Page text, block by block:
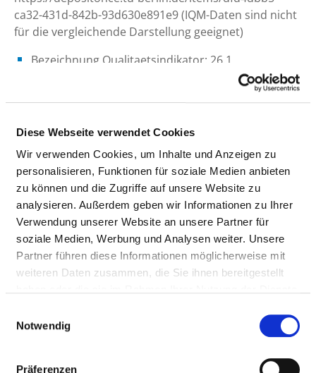
Diese Webseite verwendet Cookies
Wir verwenden Cookies, um Inhalte und Anzeigen zu
personalisieren, Funktionen für soziale Medien anbieten
zu können und die Zugriffe auf unsere Website zu
analysieren. Außerdem geben wir Informationen zu Ihrer
Verwendung unserer Website an unsere Partner für
soziale Medien, Werbung und Analysen weiter. Unsere
Partner führen diese Informationen möglicherweise mit
weiteren Daten zusammen, die Sie ihnen bereitgestellt
Notwendig
Präferenzen
ca32-431d-842b-93d630e891e9 (IQM-Daten sind nicht
für die vergleichende Darstellung geeignet)
Bezeichnung Qualitaetsindikator: 26.1
Extrakranielle Gefäßoperationen - A. Carotis (Alter
Messzeitraum: 2024
Datenerhebung: Routinedaten § 21 KHEntgG
Rechenregeln: s. Def. Handbuch G-IQI_5.5_2024
Referenzbereiche: Bundesreferenzwert: 1,09%
Vergleichswerte: Ziel: < 1,09%
Gefäßoperationen
https://depositonce.tu-berlin.de/items/dfd4dbb5-
Stentimplantation (perkutan) - A. Carotis (Alter